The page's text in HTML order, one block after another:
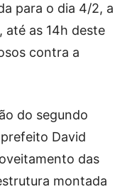
para o dia 4/2, a
até as 14h deste
contra a
do segundo
David
das
montada